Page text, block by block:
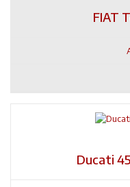
FIAT
Ducati